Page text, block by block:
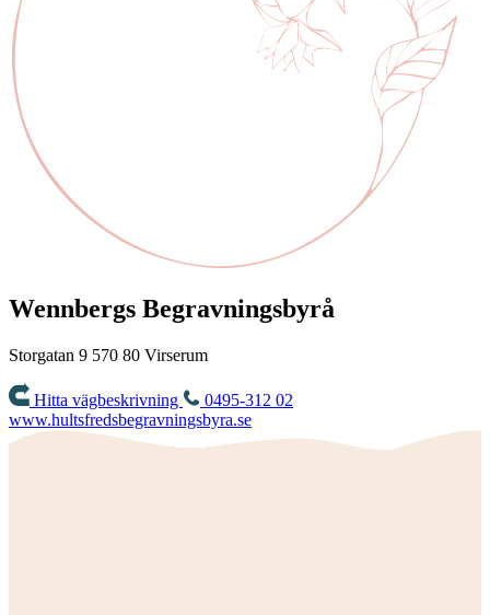
Wennbergs Begravningsbyrå
Storgatan 9 570 80 Virserum
Hitta vägbeskrivning
0495-312 02
www.hultsfredsbegravningsbyra.se